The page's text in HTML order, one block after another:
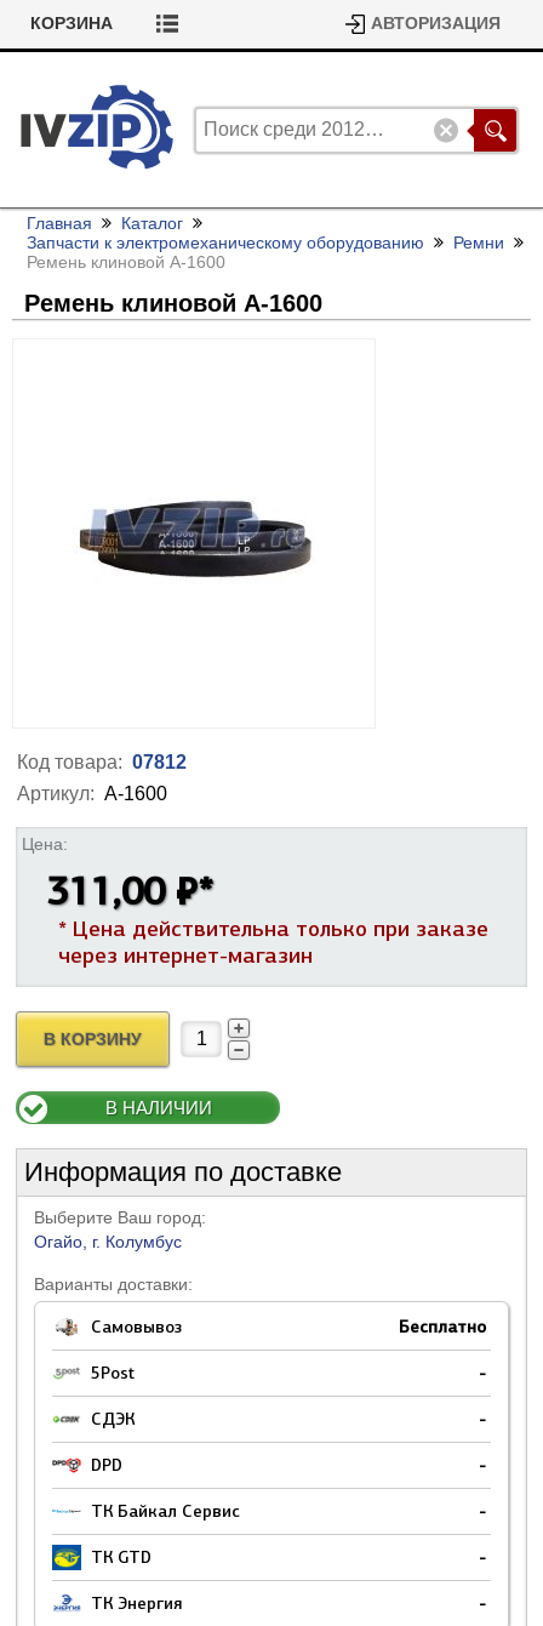
КОРЗИНА АВТОРИЗАЦИЯ
Главная
Каталог
Запчасти к электромеханическому оборудованию
Ремни
Ремень клиновой А-1600
Ремень клиновой А-1600
Код товара: 07812
Артикул: А-1600
Цена:
311,00 ₽*
* Цена действительна только при заказе
через интернет-магазин
В КОРЗИНУ
В НАЛИЧИИ
Информация по доставке
Выберите Ваш город:
Огайо, г. Колумбус
Варианты доставки:
Самовывоз Бесплатно
5Post -
СДЭК -
DPD -
ТК Байкал Сервис -
ТК GTD -
ТК Энергия -